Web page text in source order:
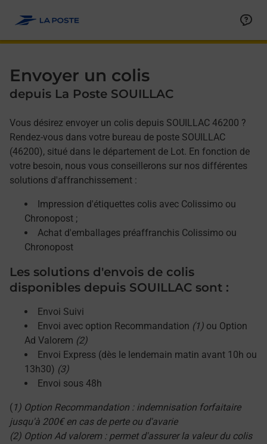
Envoyer un colis
depuis La Poste SOUILLAC
Vous désirez envoyer un colis depuis SOUILLAC 46200 ?
Rendez-vous dans votre bureau de poste SOUILLAC
(46200), situé dans le département de Lot. En fonction de
votre besoin, nous vous conseillerons sur nos différentes
solutions d'affranchissement :
Impression d'étiquettes colis avec Colissimo ou
Chronopost ;
Achat d'emballages préaffranchis Colissimo ou
Chronopost
Les solutions d'envois de colis
disponibles depuis SOUILLAC sont :
Envoi Suivi
Envoi avec option Recommandation (1) ou Option
Ad Valorem (2)
Envoi Express (dès le lendemain matin avant 10h ou
13h30) (3)
Envoi sous 48h
( 1) Option Recommandation : indemnisation forfaitaire
jusqu'à 200€ en cas de perte ou d'avarie
(2) Option Ad valorem : permet d'assurer la valeur du colis